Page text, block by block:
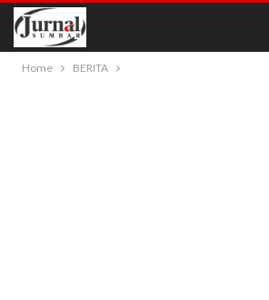
Home BERITA